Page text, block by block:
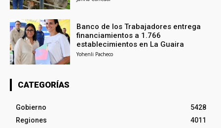
Banco de los Trabajadores entrega
financiamientos a 1.766
establecimientos en La Guaira
Yohenli Pacheco
CATEGORÍAS
Gobierno
5428
Regiones
4011